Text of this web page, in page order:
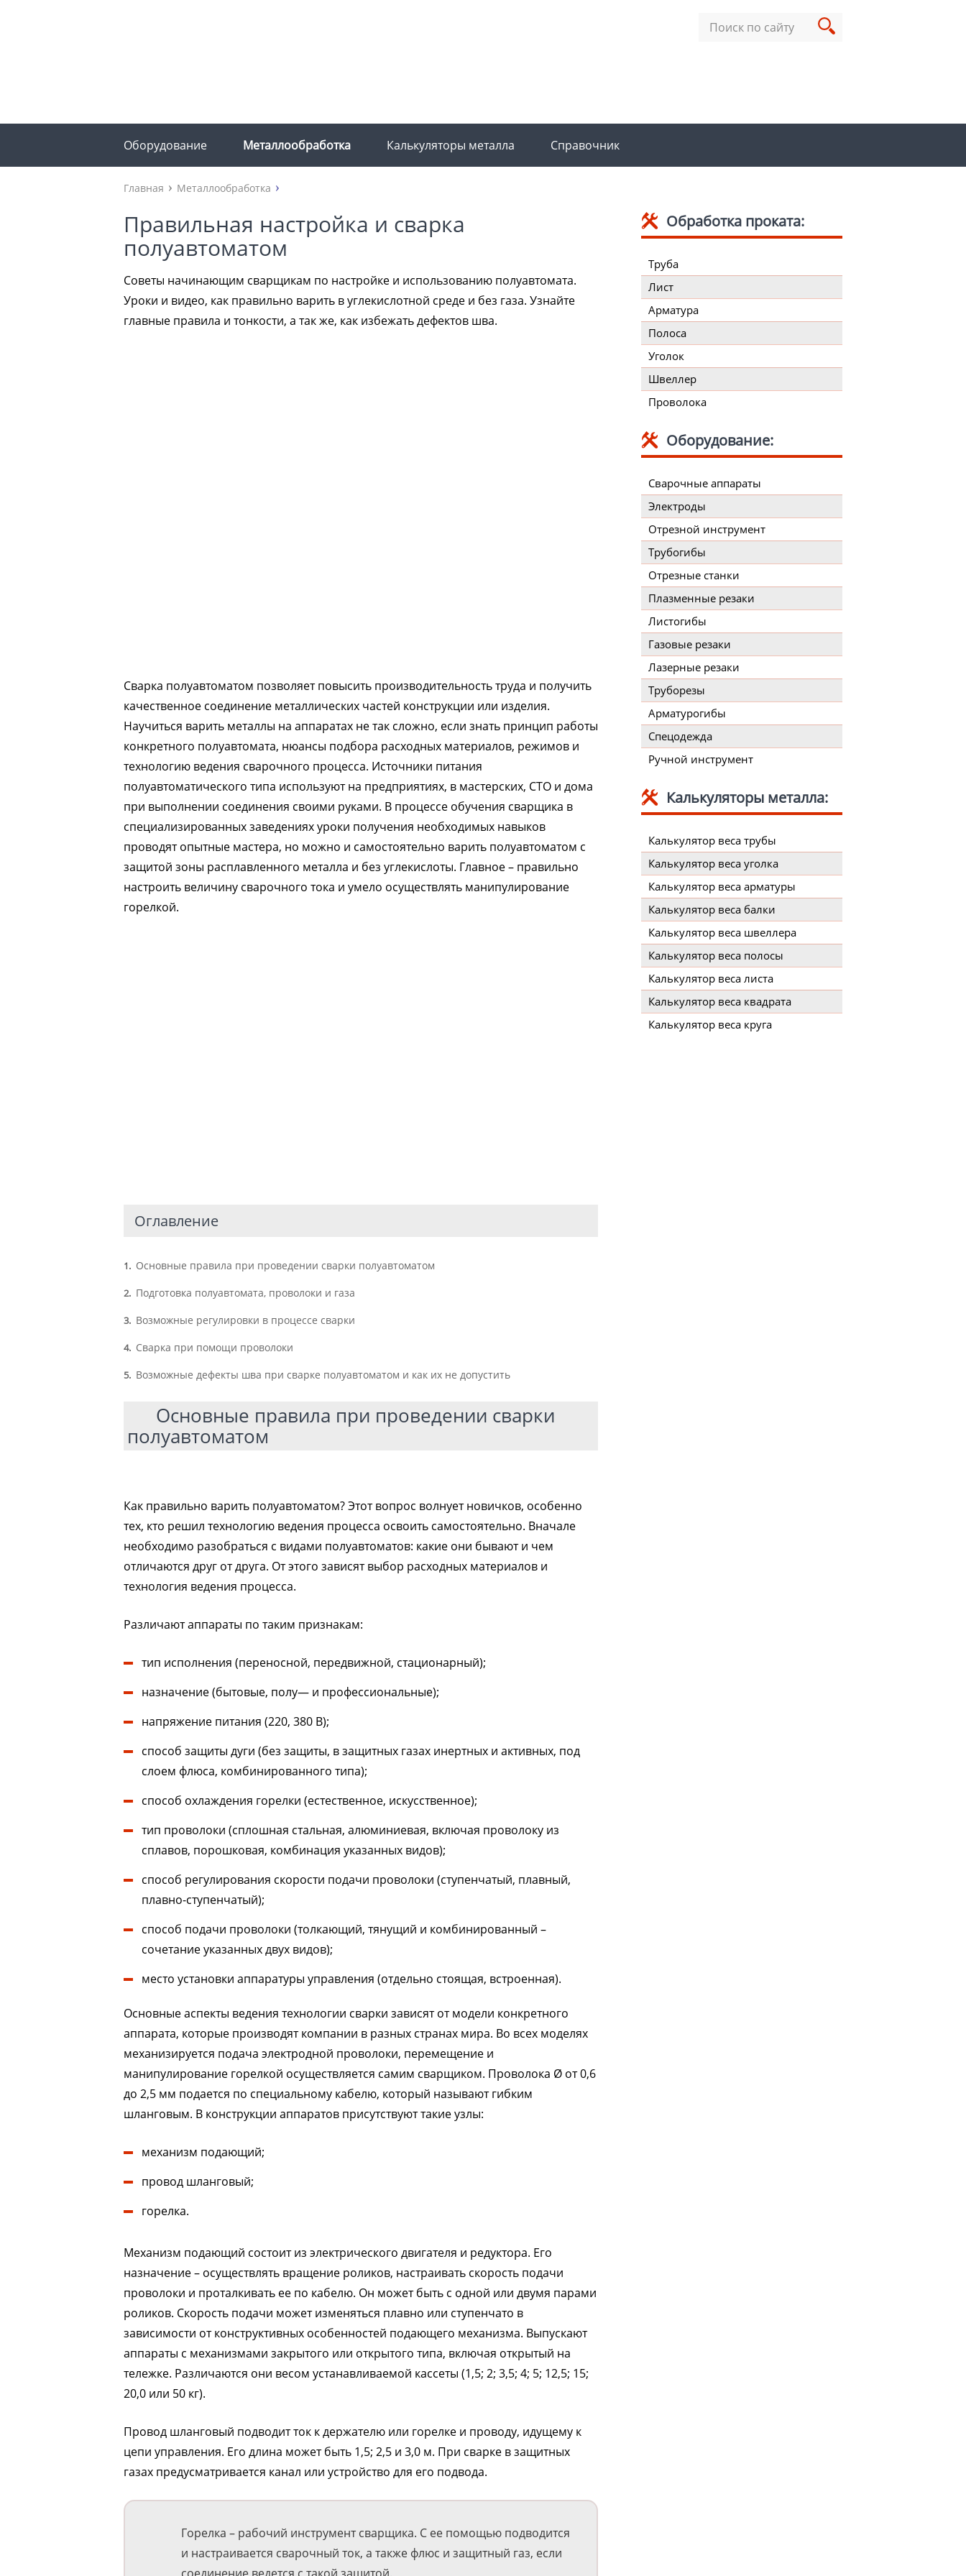
Оборудование Металлообработка Калькуляторы металла Справочник
Главная Металлообработка
Правильная настройка и сварка
полуавтоматом
Советы начинающим сварщикам по настройке и использованию полуавтомата.
Уроки и видео, как правильно варить в углекислотной среде и без газа. Узнайте
главные правила и тонкости, а так же, как избежать дефектов шва.
Сварка полуавтоматом позволяет повысить производительность труда и получить
качественное соединение металлических частей конструкции или изделия.
Научиться варить металлы на аппаратах не так сложно, если знать принцип работы
конкретного полуавтомата, нюансы подбора расходных материалов, режимов и
технологию ведения сварочного процесса. Источники питания
полуавтоматического типа используют на предприятиях, в мастерских, СТО и дома
при выполнении соединения своими руками. В процессе обучения сварщика в
специализированных заведениях уроки получения необходимых навыков
проводят опытные мастера, но можно и самостоятельно варить полуавтоматом с
защитой зоны расплавленного металла и без углекислоты. Главное – правильно
настроить величину сварочного тока и умело осуществлять манипулирование
горелкой.
Оглавление
1 Основные правила при проведении сварки полуавтоматом
2 Подготовка полуавтомата, проволоки и газа
3 Возможные регулировки в процессе сварки
4 Сварка при помощи проволоки
5 Возможные дефекты шва при сварке полуавтоматом и как их не допустить
Основные правила при проведении сварки
полуавтоматом
Как правильно варить полуавтоматом? Этот вопрос волнует новичков, особенно
тех, кто решил технологию ведения процесса освоить самостоятельно. Вначале
необходимо разобраться с видами полуавтоматов: какие они бывают и чем
отличаются друг от друга. От этого зависят выбор расходных материалов и
технология ведения процесса.
Различают аппараты по таким признакам:
тип исполнения (переносной, передвижной, стационарный);
назначение (бытовые, полу— и профессиональные);
напряжение питания (220, 380 В);
способ защиты дуги (без защиты, в защитных газах инертных и активных, под
слоем флюса, комбинированного типа);
способ охлаждения горелки (естественное, искусственное);
тип проволоки (сплошная стальная, алюминиевая, включая проволоку из
сплавов, порошковая, комбинация указанных видов);
способ регулирования скорости подачи проволоки (ступенчатый, плавный,
плавно-ступенчатый);
способ подачи проволоки (толкающий, тянущий и комбинированный –
сочетание указанных двух видов);
место установки аппаратуры управления (отдельно стоящая, встроенная).
Основные аспекты ведения технологии сварки зависят от модели конкретного
аппарата, которые производят компании в разных странах мира. Во всех моделях
механизируется подача электродной проволоки, перемещение и
манипулирование горелкой осуществляется самим сварщиком. Проволока Ø от 0,6
до 2,5 мм подается по специальному кабелю, который называют гибким
шланговым. В конструкции аппаратов присутствуют такие узлы:
механизм подающий;
провод шланговый;
горелка.
Механизм подающий состоит из электрического двигателя и редуктора. Его
назначение – осуществлять вращение роликов, настраивать скорость подачи
проволоки и проталкивать ее по кабелю. Он может быть с одной или двумя парами
роликов. Скорость подачи может изменяться плавно или ступенчато в
зависимости от конструктивных особенностей подающего механизма. Выпускают
аппараты с механизмами закрытого или открытого типа, включая открытый на
тележке. Различаются они весом устанавливаемой кассеты (1,5; 2; 3,5; 4; 5; 12,5; 15;
20,0 или 50 кг).
Провод шланговый подводит ток к держателю или горелке и проводу, идущему к
цепи управления. Его длина может быть 1,5; 2,5 и 3,0 м. При сварке в защитных
газах предусматривается канал или устройство для его подвода.
Горелка – рабочий инструмент сварщика. С ее помощью подводится
и настраивается сварочный ток, а также флюс и защитный газ, если
Обработка проката:
Труба
Лист
Арматура
Полоса
Уголок
Швеллер
Проволока
Оборудование:
Сварочные аппараты
Электроды
Отрезной инструмент
Трубогибы
Отрезные станки
Плазменные резаки
Листогибы
Газовые резаки
Лазерные резаки
Труборезы
Арматурогибы
Спецодежда
Ручной инструмент
Калькуляторы металла:
Калькулятор веса трубы
Калькулятор веса уголка
Калькулятор веса арматуры
Калькулятор веса балки
Калькулятор веса швеллера
Калькулятор веса полосы
Калькулятор веса листа
Калькулятор веса квадрата
Калькулятор веса круга